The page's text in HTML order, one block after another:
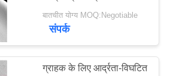
हुआ कपड़ा
बातचीत योग्य MOQ:Negotiable
संपर्क
ग्राहक के लिए आर्द्रता-विघटित